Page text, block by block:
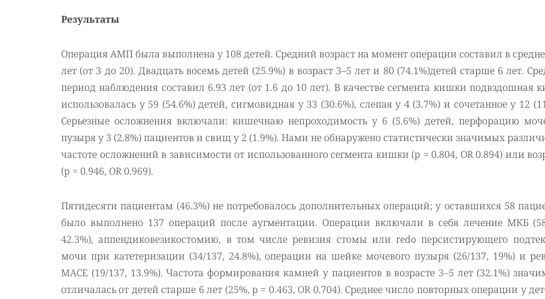
Результаты
Операция АМП была выполнена у 108 детей. Средний возраст на момент операции составил в
лет (от 3 до 20). Двадцать восемь детей (25.9%) в возраст 3–5 лет и 80 (74.1%)детей старше 6 лет.
период наблюдения составил 6.93 лет (от 1.6 до 10 лет). В качестве сегмента кишки подвздошная
использовалась у 59 (54.6%) детей, сигмовидная у 33 (30.6%), слепая у 4 (3.7%) и сочетанное у 12
Серьезные осложнения включали: кишечнаю непроходимость у 6 (5.6%) детей, перфорацию
пузыря у 3 (2.8%) пациентов и свищ у 2 (1.9%). Нами не обнаружено статистически значимых
частоте осложнений в зависимости от использованного сегмента кишки (p = 0.804, OR 0.894) или
(p = 0.946, OR 0.969).
Пятидесяти пациентам (46.3%) не потребовалось дополнительных операций; у оставшихся 58
было выполнено 137 операций после аугментации. Операции включали в себя лечение МКБ
42.3%), аппендиковезикостомию, в том числе ревизия стомы или redo персистирующего
мочи при катетеризации (34/137, 24.8%), операции на шейке мочевого пузыря (26/137, 19%) и
MACE (19/137, 13.9%). Частота формирования камней у пациентов в возрасте 3–5 лет (32.1%)
отличалась от детей старше 6 лет (25%, p = 0.463, OR 0.704). Среднее число повторных операции у